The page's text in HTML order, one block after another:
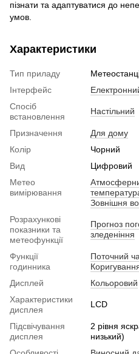
пізнати та адаптуватися до
умов.
Характеристики
Тип приладу
Інтерфейс
Спосіб
встановлення
Настільний
Призначення
Для дому
Колір
Чорний
Вид
Цифровий
Метео
вимірювання
Зовнішня
Розрахункові
показники та
метеофункції
Прогноз
зледеніння
Функції
годинника
Поточний
Дисплей
Кольоровий
Характеристики
дисплея
LCD
Підсвічування
дисплея
2 рівня
низький)